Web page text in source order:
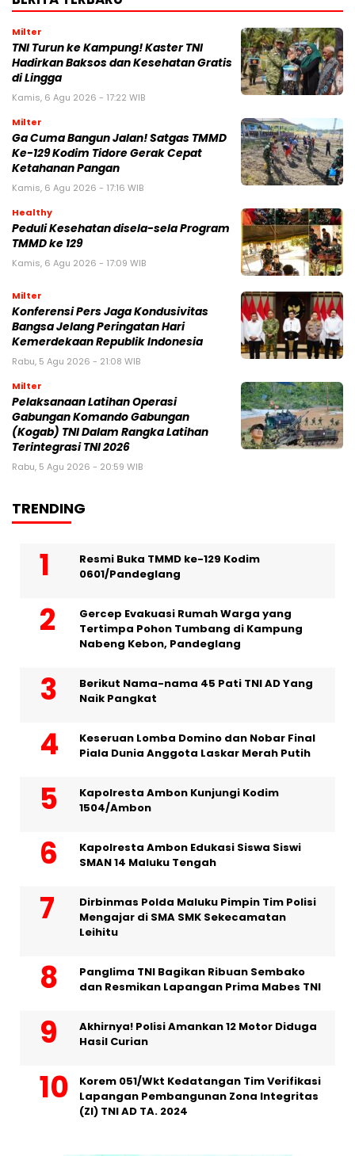
Milter
TNI Turun ke Kampung! Kaster TNI
Hadirkan Baksos dan Kesehatan Gratis
di Lingga
Kamis, 6 Agu 2026 - 17:22 WIB
Milter
Ga Cuma Bangun Jalan! Satgas TMMD
Ke-129 Kodim Tidore Gerak Cepat
Ketahanan Pangan
Kamis, 6 Agu 2026 - 17:16 WIB
Healthy
Peduli Kesehatan disela-sela Program
TMMD ke 129
Kamis, 6 Agu 2026 - 17:09 WIB
Milter
Konferensi Pers Jaga Kondusivitas
Bangsa Jelang Peringatan Hari
Kemerdekaan Republik Indonesia
Rabu, 5 Agu 2026 - 21:08 WIB
Milter
Pelaksanaan Latihan Operasi
Gabungan Komando Gabungan
(Kogab) TNI Dalam Rangka Latihan
Terintegrasi TNI 2026
Rabu, 5 Agu 2026 - 20:59 WIB
TRENDING
Resmi Buka TMMD ke-129 Kodim
0601/Pandeglang
Gercep Evakuasi Rumah Warga yang
Tertimpa Pohon Tumbang di Kampung
Nabeng Kebon, Pandeglang
Berikut Nama-nama 45 Pati TNI AD Yang
Naik Pangkat
Keseruan Lomba Domino dan Nobar Final
Piala Dunia Anggota Laskar Merah Putih
Kapolresta Ambon Kunjungi Kodim
1504/Ambon
Kapolresta Ambon Edukasi Siswa Siswi
SMAN 14 Maluku Tengah
Dirbinmas Polda Maluku Pimpin Tim Polisi
Mengajar di SMA SMK Sekecamatan
Leihitu
Panglima TNI Bagikan Ribuan Sembako
dan Resmikan Lapangan Prima Mabes TNI
Akhirnya! Polisi Amankan 12 Motor Diduga
Hasil Curian
Korem 051/Wkt Kedatangan Tim Verifikasi
Lapangan Pembangunan Zona Integritas
(ZI) TNI AD TA. 2024